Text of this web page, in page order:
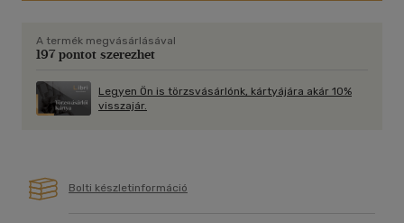
A termék megvásárlásával
197 pontot szerezhet
Legyen Ön is törzsvásárlónk, kártyájára akár 10%
visszajár.
Bolti készletinformáció